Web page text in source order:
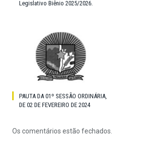
Legislativo Biênio 2025/2026.
PAUTA DA 01º SESSÃO ORDINÁRIA,
DE 02 DE FEVEREIRO DE 2024
Os comentários estão fechados.